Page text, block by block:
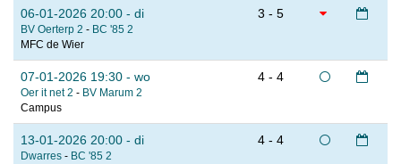
06-01-2026 20:00 - di
BV Oerterp 2 - BC '85 2
MFC de Wier
3 - 5
07-01-2026 19:30 - wo
Oer it net 2 - BV Marum 2
Campus
4 - 4
13-01-2026 20:00 - di
Dwarres - BC '85 2
4 - 4